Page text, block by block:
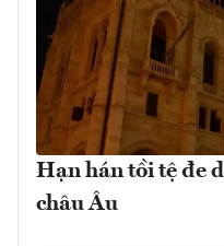
Hạn hán tồi tệ đe
châu Âu